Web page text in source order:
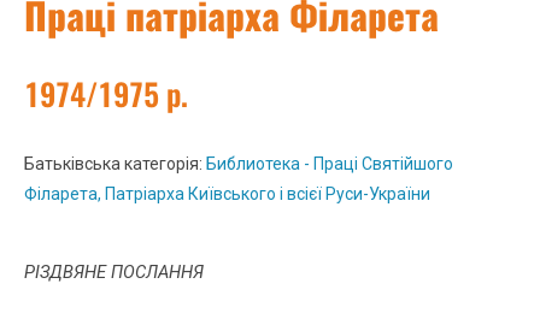
Праці патріарха Філарета
1974/1975 р.
Батьківська категорія: Библиотека - Праці Святійшого
Філарета, Патріарха Київського і всієї Руси-України
РІЗДВЯНЕ ПОСЛАННЯ